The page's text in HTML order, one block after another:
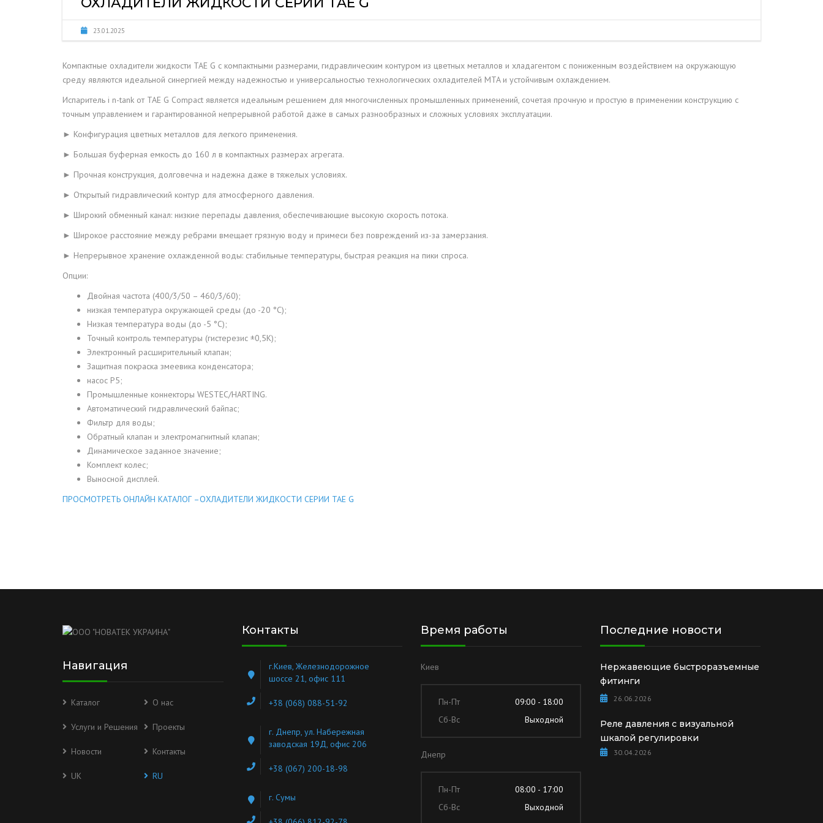
СЖАТОГО ВОЗДУХА И ГАЗОВ
CABERO WÄRMETAUSCHER
МЕРОПРИЯТИЯ
ОБЬЕКТЫ ПОД КЛЮЧ И
23.01.2025
Компактные охладители жидкости TAE G с компактными размерами, гидравлическим контуром из цветных металлов и хладагентом с пониженным воздействием на окружающую
среду являются идеальной синергией между надежностью и универсальностью технологических охладителей MTA и устойчивым охлаждением.
Испаритель i n-tank от TAE G Compact является идеальным решением для многочисленных промышленных применений, сочетая прочную и простую в применении конструкцию с
точным управлением и гарантированной непрерывной работой даже в самых разнообразных и сложных условиях эксплуатации.
► Конфигурация цветных металлов для легкого применения.
► Большая буферная емкость до 160 л в компактных размерах агрегата.
► Прочная конструкция, долговечна и надежна даже в тяжелых условиях.
► Открытый гидравлический контур для атмосферного давления.
► Широкий обменный канал: низкие перепады давления, обеспечивающие высокую скорость потока.
► Широкое расстояние между ребрами вмещает грязную воду и примеси без повреждений из-за замерзания.
► Непрерывное хранение охлажденной воды: стабильные температуры, быстрая реакция на пики спроса.
Опции:
Двойная частота (400/3/50 – 460/3/60);
низкая температура окружающей среды (до -20 °C);
Низкая температура воды (до -5 °C);
Точный контроль температуры (гистерезис ±0,5K);
Электронный расширительный клапан;
Защитная покраска змеевика конденсатора;
насос Р5;
Промышленные коннекторы WESTEC/HARTING.
Автоматический гидравлический байпас;
Фильтр для воды;
Обратный клапан и электромагнитный клапан;
Динамическое заданное значение;
Комплект колес;
Выносной дисплей.
ПРОСМОТРЕТЬ ОНЛАЙН КАТАЛОГ –ОХЛАДИТЕЛИ ЖИДКОСТИ СЕРИИ TAE G
Навигация
Каталог О нас
Услуги и Решения Проекты
Новости Контакты
UK RU
Контакты
г.Киев, Железнодорожное
шоссе 21, офис 111
+38 (068) 088-51-92
г. Днепр, ул. Набережная
заводская 19Д, офис 206
+38 (067) 200-18-98
г. Сумы
Время работы
Киев
Пн-Пт
09:00 - 18:00
Сб-Вс
Выходной
Днепр
Пн-Пт
08:00 - 17:00
Сб-Вс
Выходной
Последние новости
Нержавеющие быстроразъемные
фитинги
26.06.2026
Реле давления с визуальной
шкалой регулировки
30.04.2026